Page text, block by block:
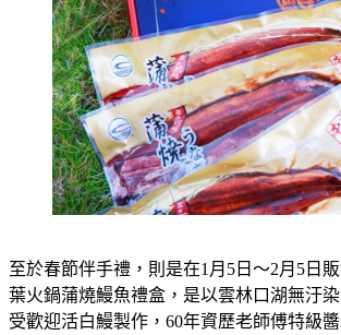
至於春節伴手禮，則是在1月5日～2月5日
葉火鍋蒲燒鰻魚禮盒，是以雲林口湖無汙
受歡迎活白鰻製作，60年資歷老師傅特級